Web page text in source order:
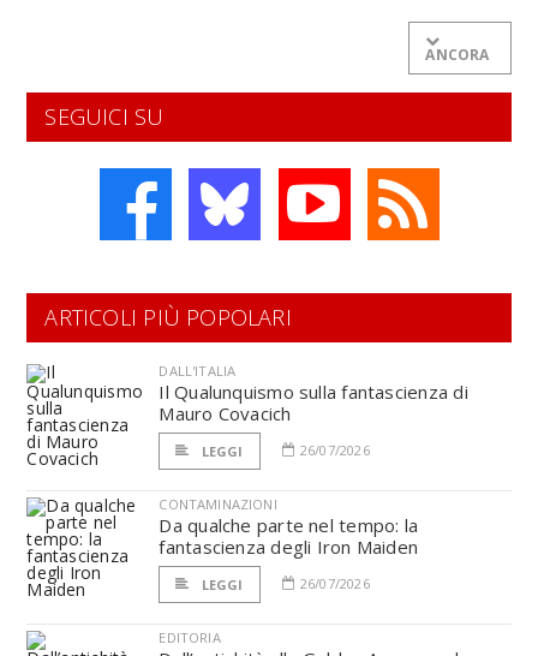
ANCORA
SEGUICI SU
ARTICOLI PIÙ POPOLARI
DALL'ITALIA
Il Qualunquismo sulla fantascienza di
Mauro Covacich
LEGGI 26/07/2026
CONTAMINAZIONI
Da qualche parte nel tempo: la
fantascienza degli Iron Maiden
LEGGI 26/07/2026
EDITORIA